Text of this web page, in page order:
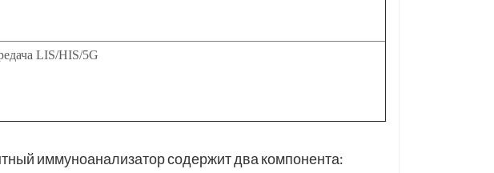
LIS/HIS/5G
иммуноанализатор содержит два компонента: